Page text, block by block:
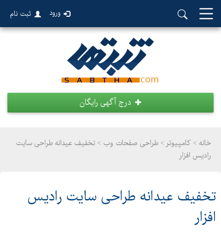
ورود ثبت نام
درج آگهی رایگان
خانه > کامپیوتر > طراحی صفحات وب > تخفیف عیدانه طراحی سایت
رادیس افزار
تخفیف عیدانه طراحی سایت رادیس
افزار